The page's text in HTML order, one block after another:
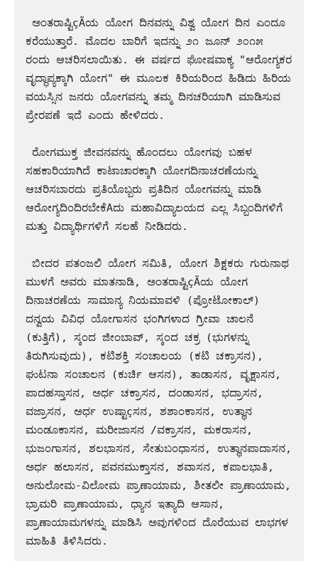
ಕರೆಯುತ್ತಾರೆ. ಮೊದಲ ಬಾರಿಗೆ ಇದನ್ನು ೨೧ ಜೂನ್ ೨೦೧೫
ರಂದು ಆಚರಿಸಲಾಯಿತು. ಈ ವರ್ಷದ ಘೋಷವಾಕ್ಯ "ಆರೋಗ್ಯಕರ
ವೃದ್ಧಾಪ್ಯಕ್ಕಾಗಿ ಯೋಗ" ಈ ಮೂಲಕ ಕಿರಿಯರಿಂದ ಹಿಡಿದು ಹಿರಿಯ
ವಯಸ್ಸಿನ ಜನರು ಯೋಗವನ್ನು ತಮ್ಮ ದಿನಚರಿಯಾಗಿ ಮಾಡಿಸುವ
ಪ್ರೇರಪಣೆ ಇದೆ ಎಂದು ಹೇಳಿದರು.
ಸಹಕಾರಿಯಾಗಿದೆ ಕಾಟಾಚಾರಕ್ಕಾಗಿ ಯೋಗದಿನಾಚರಣೆಯನ್ನು
ಆಚರಿಸಬಾರದು ಪ್ರತಿಯೊಬ್ಬರು ಪ್ರತಿದಿನ ಯೋಗವನ್ನು ಮಾಡಿ
ಆರೋಗ್ಯದಿಂದಿರಬೇಕೆAದು ಮಹಾವಿದ್ಯಾಲಯದ ಎಲ್ಲ ಸಿಬ್ಬಂದಿಗಳಿಗೆ
ಮತ್ತು ವಿದ್ಯಾರ್ಥಿಗಳಿಗೆ ಸಲಹೆ ನೀಡಿದರು.
ಮುಳಗೆ ಅವರು ಮಾತನಾಡಿ, ಅಂತರಾಷ್ಟಿçÃಯ ಯೋಗ
ದಿನಾಚರಣೆಯ ಸಾಮಾನ್ಯ ನಿಯಮಾವಳಿ (ಪ್ರೋಟೋಕಾಲ್)
ದನ್ವಯ ವಿವಿಧ ಯೋಗಾಸನ ಭಂಗಿಗಳಾದ ಗ್ರೀವಾ ಚಾಲನೆ
(ಕುತ್ತಿಗೆ), ಸ್ಕಂದ ಜೀಂಬಾವ್, ಸ್ಕಂದ ಚಕ್ರ (ಭುಗಳನ್ನು
ತಿರುಗಿಸುವುದು), ಕಟಿಶಕ್ತಿ ಸಂಚಾಲಯ (ಕಟಿ ಚಕ್ರಾಸನ),
ಘುಟನಾ ಸಂಚಾಲನ (ಕುರ್ಚಿ ಆಸನ), ತಾಡಾಸನ, ವೃಕ್ಷಾಸನ,
ಪಾದಹಸ್ತಾಸನ, ಅರ್ಧ ಚಕ್ರಾಸನ, ದಂಡಾಸನ, ಭದ್ರಾಸನ,
ವಜ್ರಾಸನ, ಅರ್ಧ ಉಷ್ಟಾçಸನ, ಶಶಾಂಕಾಸನ, ಉತ್ಥಾನ
ಮಂಡೂಕಾಸನ, ಮರೀಜಾಸನ /ವಕ್ರಾಸನ, ಮಕರಾಸನ,
ಭುಜಂಗಾಸನ, ಶಲಭಾಸನ, ಸೇತುಬಂಧಾಸನ, ಉತ್ಥಾನಪಾದಾಸನ,
ಅರ್ಧ ಹಲಾಸನ, ಪವನಮುಕ್ತಾಸನ, ಶವಾಸನ, ಕಪಾಲಭಾತಿ,
ಅನುಲೋಮ-ವಿಲೋಮ ಪ್ರಾಣಾಯಾಮ, ಶೀತಲೀ ಪ್ರಾಣಾಯಾಮ,
ಭ್ರಾಮರಿ ಪ್ರಾಣಾಯಾಮ, ಧ್ಯಾನ ಇತ್ಯಾದಿ ಆಸಾನ,
ಪ್ರಾಣಾಯಾಮಗಳನ್ನು ಮಾಡಿಸಿ ಅವುಗಳಿಂದ ದೊರೆಯುವ ಲಾಭಗಳ
ಮಾಹಿತಿ ತಿಳಿಸಿದರು.